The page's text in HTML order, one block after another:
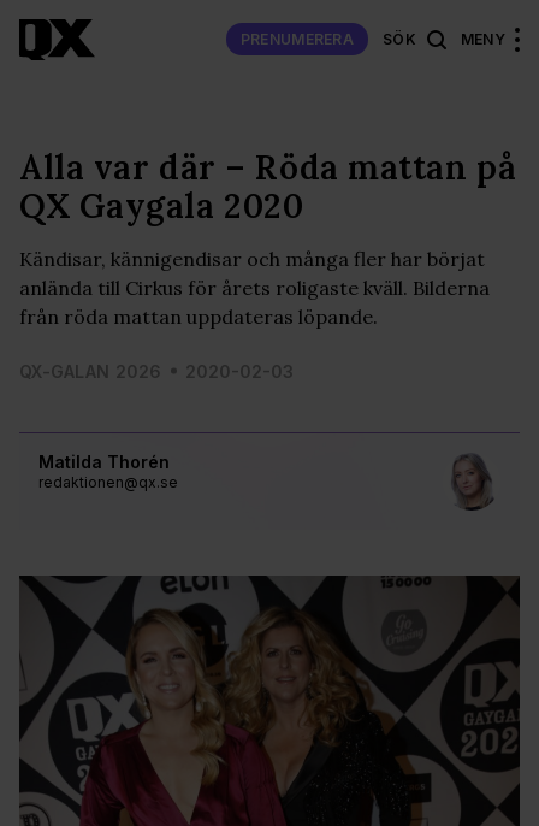
PRENUMERERA SÖK MENY
Matilda Thorén
redaktionen@qx.se
Alla var där – Röda mattan på
QX Gaygala 2020
Kändisar, kännigendisar och många fler har börjat
anlända till Cirkus för årets roligaste kväll. Bilderna
från röda mattan uppdateras löpande.
QX-GALAN 2026 2020-02-03